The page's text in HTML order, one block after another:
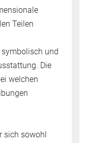
Teilen
und
Die
welchen
sich sowohl